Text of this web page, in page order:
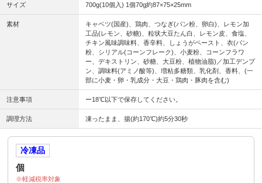
サイズ 700g(10個入) 1個70g約87×75×25mm
素材
キャベツ(国産)、鶏肉、つなぎ(パン粉、卵白)、レモン加
工品(レモン、砂糖)、粒状大豆たん白、レモン皮、食塩、
チキン風味調味料、香辛料、しょうがペースト、衣(パン
粉、シリアル(コーンフレーク)、小麦粉、コーンフラワ
ー、デキストリン、砂糖、大豆粉、植物油脂)／加工デンプ
ン、調味料(アミノ酸等)、増粘多糖類、乳化剤、香料、(一
部に小麦・卵・乳成分・大豆・鶏肉・豚肉を含む)
注意事項 ー18℃以下で保存してください。
調理方法 凍ったまま、揚(約170℃)約5分30秒
冷凍品
個
軽減税率対象